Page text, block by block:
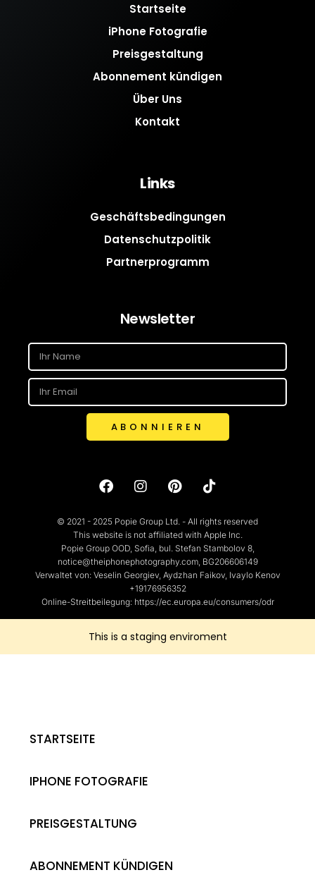
Startseite
iPhone Fotografie
Preisgestaltung
Abonnement kündigen
Über Uns
Kontakt
Links
Geschäftsbedingungen
Datenschutzpolitik
Partnerprogramm
Newsletter
ABONNIEREN
© 2021 - 2025 Popie Group Ltd. - All rights reserved
This website is not affiliated with Apple Inc.
Popie Group OOD, Sofia, bul. Stefan Stambolov 8,
notice@theiphonephotography.com, BG206606149
Verwaltet von: Veselin Georgiev, Aydzhan Faikov, Ivaylo Kenov
+19176956352
Online-Streitbeilegung: https://ec.europa.eu/consumers/odr
This is a staging enviroment
STARTSEITE
IPHONE FOTOGRAFIE
PREISGESTALTUNG
ABONNEMENT KÜNDIGEN